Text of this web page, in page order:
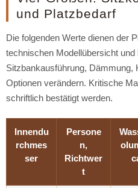
und Platzbedarf
Die folgenden Werte dienen der
technischen Modellübersicht
Sitzbankausführung, Dämmung,
Optionen verändern. Kritische
schriftlich bestätigt werden.
Innendu
rchmes
ser
Persone
n,
Richtwer
t